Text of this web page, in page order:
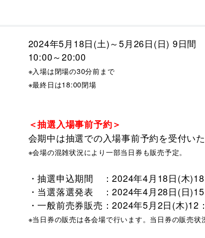
2024年5月18日(土)～5月26日(日) 9日間
10:00～20:00
※入場は閉場の30分前まで
※最終日は18:00閉場
＜抽選入場事前予約＞
会期中は抽選での入場事前予約を受付いた
※会場の混雑状況により一部当日券も販売予定。
・抽選申込期間 ：2024年4月18日(木
・当選落選発表 ：2024年4月28日(日)15
・一般前売券販売：2024年5月2日(木
※当日券の販売は各会場で行います。当日券の販売